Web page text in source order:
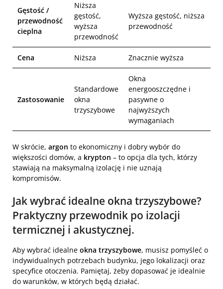
Gęstość /
przewodność
cieplna
Niższa
gęstość,
wyższa
przewodność
Wyższa gęstość, niższa
przewodność
Cena Niższa Znacznie wyższa
Zastosowanie
Standardowe
okna
trzyszybowe
Okna
energooszczędne i
pasywne o
najwyższych
wymaganiach
W skrócie, argon to ekonomiczny i dobry wybór do
większości domów, a krypton – to opcja dla tych, którzy
stawiają na maksymalną izolację i nie uznają
kompromisów.
Jak wybrać idealne okna trzyszybowe?
Praktyczny przewodnik po izolacji
termicznej i akustycznej.
Aby wybrać idealne okna trzyszybowe, musisz pomyśleć o
indywidualnych potrzebach budynku, jego lokalizacji oraz
specyfice otoczenia. Pamiętaj, żeby dopasować je idealnie
do warunków, w których będą działać.